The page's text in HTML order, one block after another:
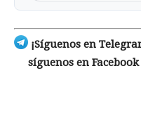
¡Síguenos en
síguenos en Facebook